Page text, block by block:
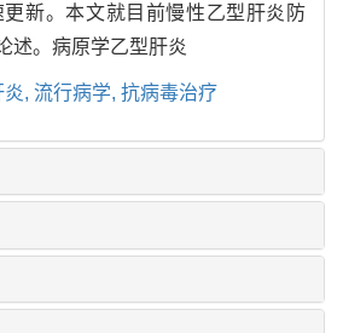
新。本文就目前慢性乙型肝炎防
述。病原学乙型肝炎
, 流行病学, 抗病毒治疗